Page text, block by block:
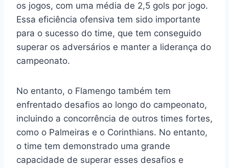
os jogos, com uma média de 2,5 gols por jogo.
Essa eficiência ofensiva tem sido importante
para o sucesso do time, que tem conseguido
superar os adversários e manter a liderança do
campeonato.
No entanto, o Flamengo também tem
enfrentado desafios ao longo do campeonato,
incluindo a concorrência de outros times fortes,
como o Palmeiras e o Corinthians. No entanto,
o time tem demonstrado uma grande
capacidade de superar esses desafios e